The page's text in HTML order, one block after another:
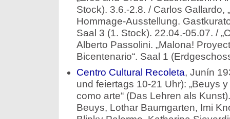
Stock). 3.6.-2.8. / Carlos Gallardo,
Hommage-Ausstellung.
Saal 3 (1. Stock). 22.04.-05.07. /
Alberto Passolini. „Malona!
Bicentenario“. Saal 1
Centro Cultural Recoleta, Junín
und feiertags 10-21 Uhr): „Beuys
como arte“ (Das Lehren als
Beuys, Lothar Baumgarten, Imi